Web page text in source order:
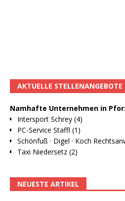
AKTUELLE STELLENANGEBOTE
Namhafte Unternehmen in
Intersport Schrey (4)
PC-Service Staffl (1)
Schönfuß · Digel · Koch
Taxi Niedersetz (2)
NEUESTE ARTIKEL